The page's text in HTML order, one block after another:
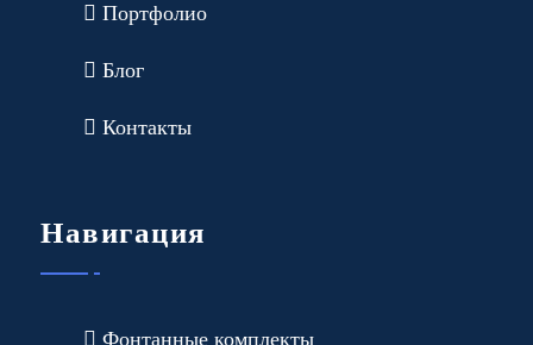
Портфолио
Блог
Контакты
Навигация
Фонтанные комплекты